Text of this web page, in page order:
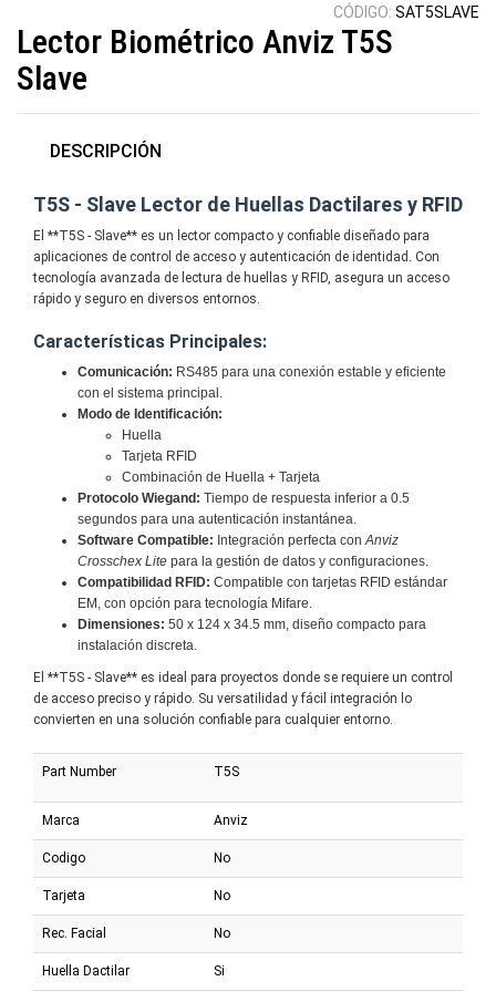
CÓDIGO: SAT5SLAVE
Lector Biométrico Anviz T5S
Slave
DESCRIPCIÓN
T5S - Slave Lector de Huellas Dactilares y RFID
El **T5S - Slave** es un lector compacto y confiable diseñado para
aplicaciones de control de acceso y autenticación de identidad. Con
tecnología avanzada de lectura de huellas y RFID, asegura un acceso
rápido y seguro en diversos entornos.
Características Principales:
Comunicación: RS485 para una conexión estable y eficiente
con el sistema principal.
Modo de Identificación:
Huella
Tarjeta RFID
Combinación de Huella + Tarjeta
Protocolo Wiegand: Tiempo de respuesta inferior a 0.5
segundos para una autenticación instantánea.
Software Compatible: Integración perfecta conAnviz
Crosschex Lite para la gestión de datos y configuraciones.
Compatibilidad RFID: Compatible con tarjetas RFID estándar
EM, con opción para tecnología Mifare.
Dimensiones: 50 x 124 x 34.5 mm, diseño compacto para
instalación discreta.
El **T5S - Slave** es ideal para proyectos donde se requiere un control
de acceso preciso y rápido. Su versatilidad y fácil integración lo
convierten en una solución confiable para cualquier entorno.
Part Number T5S
Marca Anviz
Codigo No
Tarjeta No
Rec. Facial No
Huella Dactilar Si